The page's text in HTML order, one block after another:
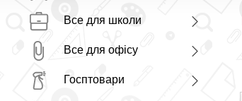
Все для школи
Все для офісу
Госптовари